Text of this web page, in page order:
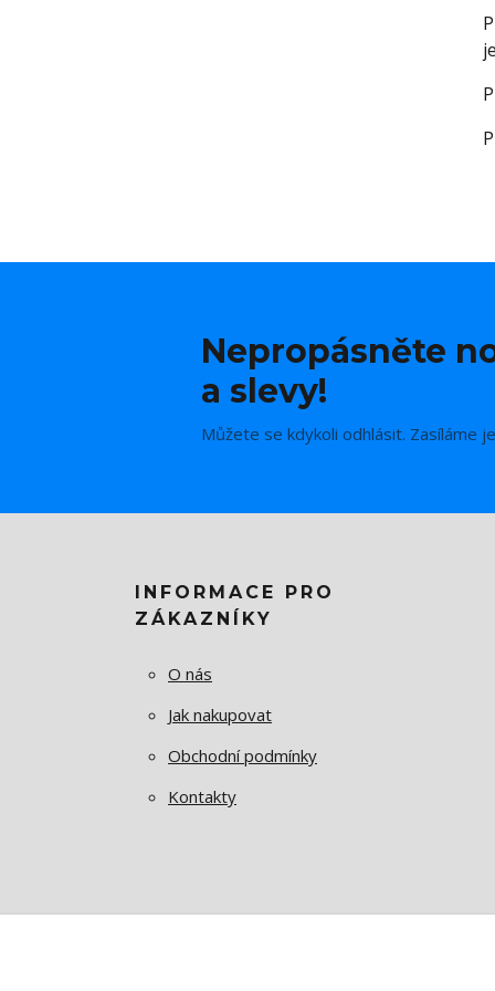
Nepropásněte
a slevy!
Můžete se kdykoli odhlásit. Zasíláme
INFORMACE PRO
ZÁKAZNÍKY
O nás
Jak nakupovat
Obchodní podmínky
Kontakty